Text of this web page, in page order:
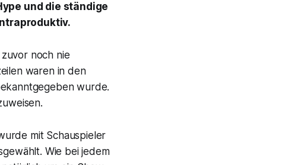
und die ständige
zuvor noch nie
waren in den
wurde.
mit Schauspieler
Wie bei jedem